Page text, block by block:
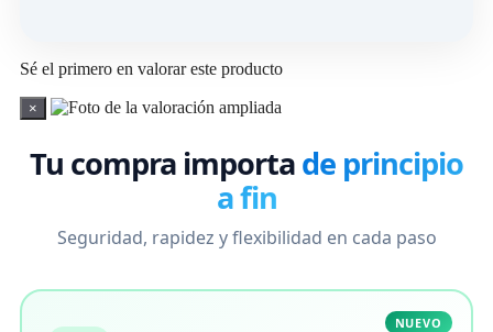
Sé el primero en valorar este producto
×
Tu compra importade principio
a fin
Seguridad, rapidez y flexibilidad en cada paso
NUEVO